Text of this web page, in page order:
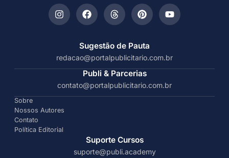
Sugestão de Pauta
redacao@portalpublicitario.com.br
Publi & Parcerias
contato@portalpublicitario.com.br
Sobre
Nossos Autores
Contato
Política Editorial
Suporte Cursos
suporte@publi.academy